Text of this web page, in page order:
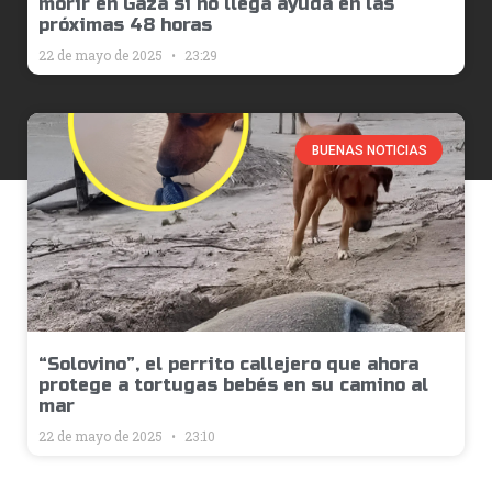
morir en Gaza si no llega ayuda en las
próximas 48 horas
22 de mayo de 2025 23:29
BUENAS NOTICIAS
“Solovino”, el perrito callejero que ahora
protege a tortugas bebés en su camino al
mar
22 de mayo de 2025 23:10